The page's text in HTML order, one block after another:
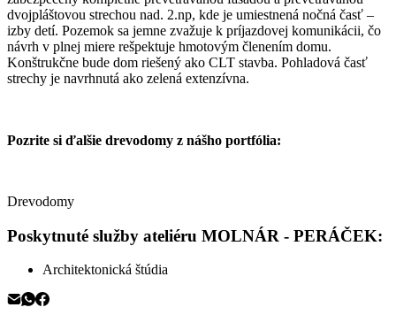
dvojpláštovou strechou nad. 2.np, kde je umiestnená nočná časť –
izby detí. Pozemok sa jemne zvažuje k príjazdovej komunikácii, čo
návrh v plnej miere rešpektuje hmotovým členením domu.
Konštrukčne bude dom riešený ako CLT stavba. Pohladová časť
strechy je navrhnutá ako zelená extenzívna.
Pozrite si ďalšie drevodomy z nášho portfólia:
Drevodomy
Poskytnuté služby ateliéru MOLNÁR - PERÁČEK:
Architektonická štúdia